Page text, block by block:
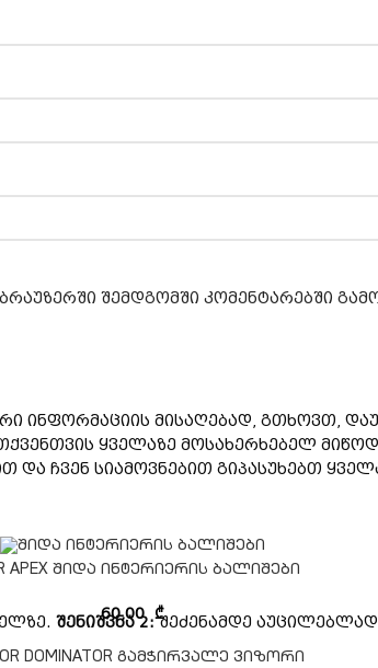
შემდგომში კომენტარებში
ინფორმაციის მისაღებად, გთხოვთ,
ყველაზე მოსახერხებელ
ჩვენ სიამოვნებით გიპასუხებთ
APEX შიდა ინტერიერის ბალიშები
60,00 ₾
შენიშვნა 2:შეძენამდე აუცილებლად